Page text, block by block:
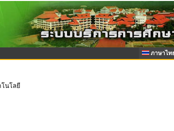
ภาษาไท
นโลยี